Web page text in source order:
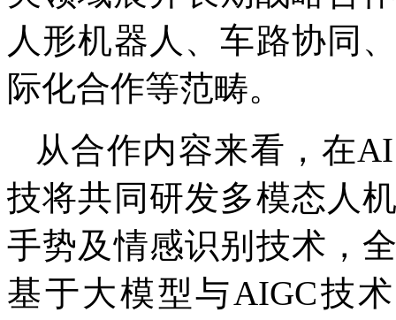
人形机器人、车路协同
际化合作等范畴。
从合作内容来看，在
技将共同研发多模态人
手势及情感识别技术，
基于大模型与AIGC技